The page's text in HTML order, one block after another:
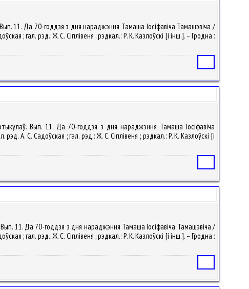
11. Да 70-годдзя з дня нараджэння Тамаша Іосіфавіча Тамашэвіча /
; гал. рэд.: Ж. С. Сіплівеня ; рэдкал.: Р. К. Казлоўскі [і інш.]. – Гродна :
Вып. 11. Да 70-годдзя з дня нараджэння Тамаша Іосіфавіча
А. С. Садоўская ; гал. рэд.: Ж. С. Сіплівеня ; рэдкал.: Р. К. Казлоўскі [і
11. Да 70-годдзя з дня нараджэння Тамаша Іосіфавіча Тамашэвіча /
; гал. рэд.: Ж. С. Сіплівеня ; рэдкал.: Р. К. Казлоўскі [і інш.]. – Гродна :